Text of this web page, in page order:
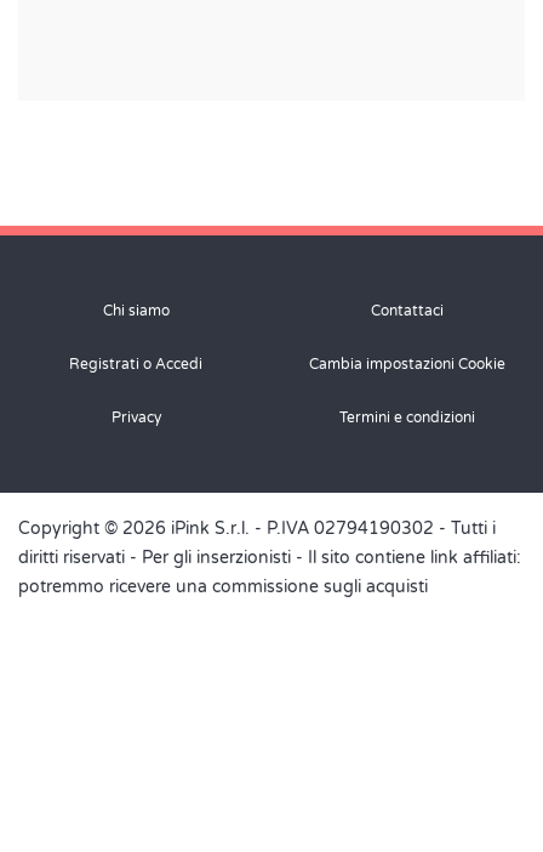
Chi siamo Contattaci
Registrati o Accedi Cambia impostazioni Cookie
Privacy Termini e condizioni
Copyright © 2026 iPink S.r.l. - P.IVA 02794190302 - Tutti i
diritti riservati - Per gli inserzionisti - Il sito contiene link affiliati:
potremmo ricevere una commissione sugli acquisti